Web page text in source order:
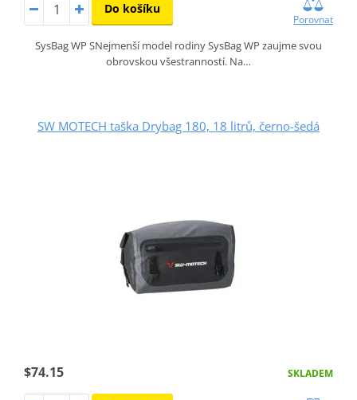
Do košíku
Porovnat
SysBag WP SNejmenší model rodiny SysBag WP zaujme svou
obrovskou všestranností. Na…
SW MOTECH taška Drybag 180, 18 litrů, černo-šedá
$74.15 SKLADEM